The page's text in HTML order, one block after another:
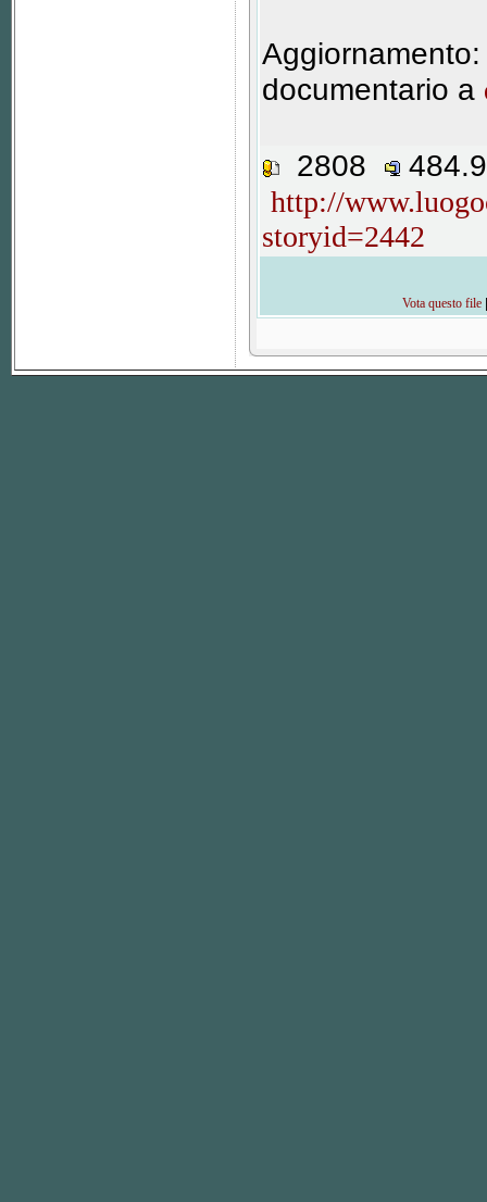
documentario a
2808
http://
storyid=2442
Vota questo file